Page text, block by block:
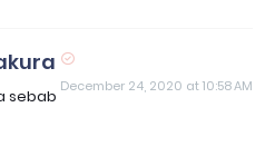
December 24, 2020 at 10:58 AM
sebab